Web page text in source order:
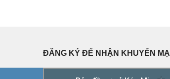
ĐĂNG KÝ ĐỂ NHẬN KHUYẾN MẠI